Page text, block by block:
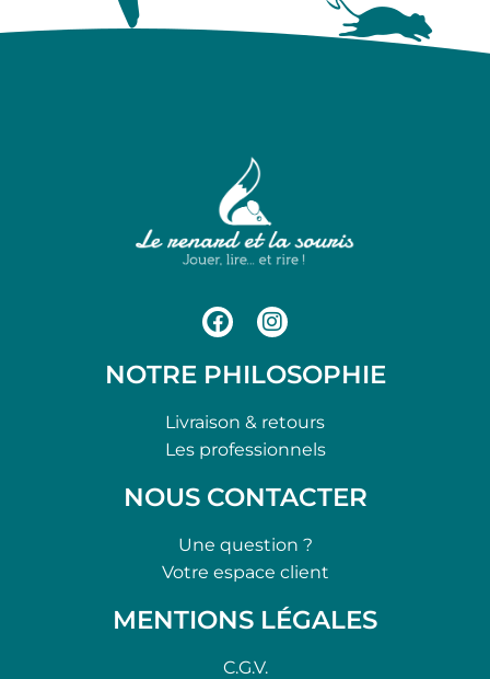
NOTRE PHILOSOPHIE
Livraison & retours
Les professionnels
NOUS CONTACTER
Une question ?
Votre espace client
MENTIONS LÉGALES
C.G.V.